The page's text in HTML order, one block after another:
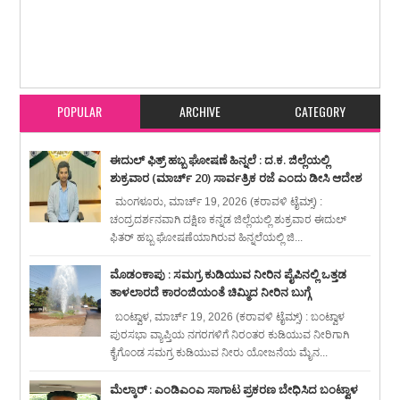
POPULAR ARCHIVE CATEGORY
ಈದುಲ್ ಫಿತ್ರ್ ಹಬ್ಬ ಘೋಷಣೆ ಹಿನ್ನಲೆ : ದ.ಕ. ಜಿಲ್ಲೆಯಲ್ಲಿ
ಶುಕ್ರವಾರ (ಮಾರ್ಚ್ 20) ಸಾರ್ವತ್ರಿಕ ರಜೆ ಎಂದು ಡೀಸಿ ಆದೇಶ
ಮಂಗಳೂರು, ಮಾರ್ಚ್ 19, 2026 (ಕರಾವಳಿ ಟೈಮ್ಸ್) :
ಚಂದ್ರದರ್ಶನವಾಗಿ ದಕ್ಷಿಣ ಕನ್ನಡ ಜಿಲ್ಲೆಯಲ್ಲಿ ಶುಕ್ರವಾರ ಈದುಲ್
ಫಿತರ್ ಹಬ್ಬ ಘೋಷಣೆಯಾಗಿರುವ ಹಿನ್ನಲೆಯಲ್ಲಿ ಜಿ...
ಮೊಡಂಕಾಪು : ಸಮಗ್ರ ಕುಡಿಯುವ ನೀರಿನ ಪೈಪಿನಲ್ಲಿ ಒತ್ತಡ
ತಾಳಲಾರದೆ ಕಾರಂಜಿಯಂತೆ ಚಿಮ್ಮಿದ ನೀರಿನ ಬುಗ್ಗೆ
ಬಂಟ್ವಾಳ, ಮಾರ್ಚ್ 19, 2026 (ಕರಾವಳಿ ಟೈಮ್ಸ್) : ಬಂಟ್ವಾಳ
ಪುರಸಭಾ ವ್ಯಾಪ್ತಿಯ ನಗರಗಳಿಗೆ ನಿರಂತರ ಕುಡಿಯುವ ನೀರಿಗಾಗಿ
ಕೈಗೊಂಡ ಸಮಗ್ರ ಕುಡಿಯುವ ನೀರು ಯೋಜನೆಯ ಮೈನ...
ಮೆಲ್ಕಾರ್ : ಎಂಡಿಎಂಎ ಸಾಗಾಟ ಪ್ರಕರಣ ಬೇಧಿಸಿದ ಬಂಟ್ವಾಳ